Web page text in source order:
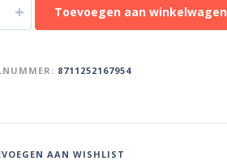
+ Toevoegen aan winkelwagen
8711252167954
AAN WISHLIST